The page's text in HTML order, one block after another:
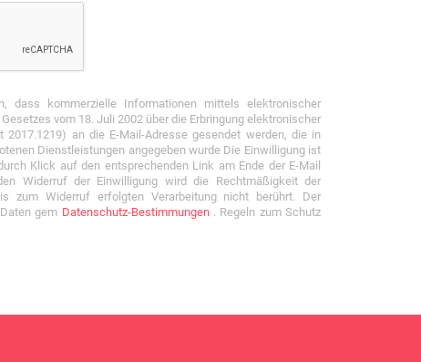
dass kommerzielle Informationen mittels elektronischer
vom 18. Juli 2002 über die Erbringung elektronischer
2017.1219) an die E-Mail-Adresse gesendet werden, die in
Dienstleistungen angegeben wurde Die Einwilligung ist
Klick auf den entsprechenden Link am Ende der E-Mail
Widerruf der Einwilligung wird die Rechtmäßigkeit der
zum Widerruf erfolgten Verarbeitung nicht berührt. Der
gem Datenschutz-Bestimmungen. Regeln zum Schutz